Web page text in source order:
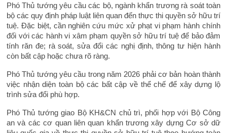
Phó Thủ tướng yêu cầu các bộ, ngành khẩn trương rà soát toàn
bộ các quy định pháp luật liên quan đến thực thi quyền sở hữu trí
tuệ. Đặc biệt, cần nghiên cứu mức xử phạt vi phạm hành chính
đối với các hành vi xâm phạm quyền sở hữu trí tuệ để bảo đảm
tính răn đe; rà soát, sửa đổi các nghị định, thông tư hiện hành
còn bất cập hoặc chưa rõ ràng.
Phó Thủ tướng yêu cầu trong năm 2026 phải cơ bản hoàn thành
việc nhận diện toàn bộ các bất cập về thể chế để xây dựng lộ
trình sửa đổi phù hợp.
Phó Thủ tướng giao Bộ KH&CN chủ trì, phối hợp với Bộ Công
an và các cơ quan liên quan khẩn trương xây dựng Cơ sở dữ